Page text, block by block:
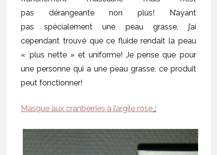
pas dérangeante non plus! N’ayant
pas spécialement une peau grasse, j’ai
cependant trouvé que ce fluide rendait la peau
« plus nette » et uniforme! Je pense que pour
une personne qui a une peau grasse, ce produit
peut fonctionner!
Masque aux cranberries à l’argile rose :